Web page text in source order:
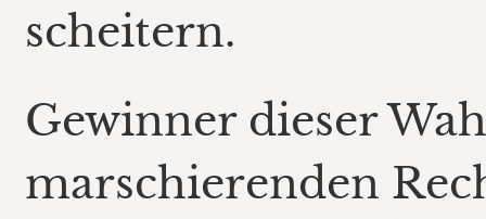
scheitern.
Gewinner dieser
marschierenden